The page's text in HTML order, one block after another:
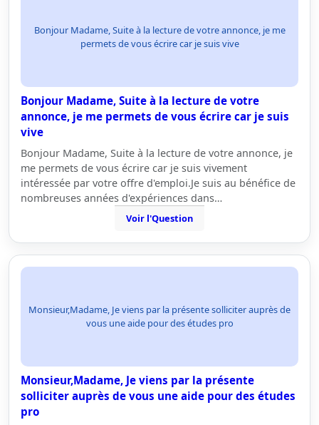
Bonjour Madame, Suite à la lecture de votre annonce, je me
permets de vous écrire car je suis vive
Bonjour Madame, Suite à la lecture de votre
annonce, je me permets de vous écrire car je suis
vive
Bonjour Madame, Suite à la lecture de votre annonce, je
me permets de vous écrire car je suis vivement
intéressée par votre offre d'emploi.Je suis au bénéfice de
nombreuses années d'expériences dans…
Voir l'Question
Monsieur,Madame, Je viens par la présente solliciter auprès de
vous une aide pour des études pro
Monsieur,Madame, Je viens par la présente
solliciter auprès de vous une aide pour des études
pro